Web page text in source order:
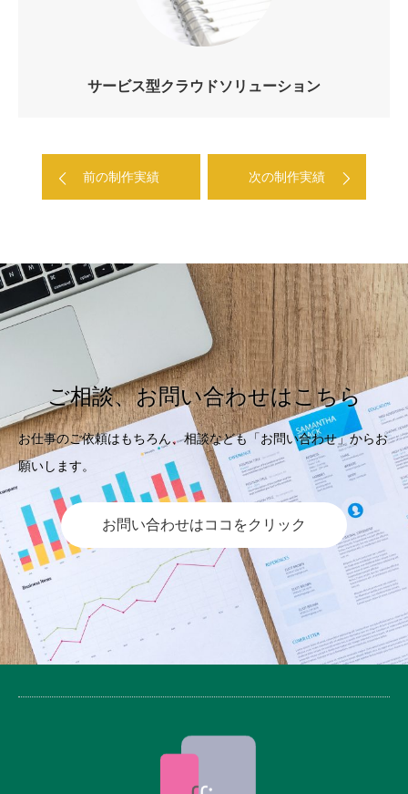
サービス型クラウドソリューション
前の制作実績 次の制作実績
ご相談、お問い合わせはこちら
お仕事のご依頼はもちろん、相談なども「お問い合わせ」からお
願いします。
お問い合わせはココをクリック